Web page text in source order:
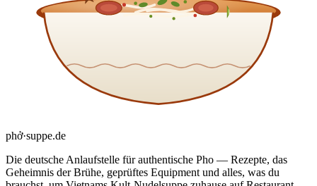
phở·suppe.de
Die deutsche Anlaufstelle für authentische Pho — Rezepte, das
Geheimnis der Brühe, geprüftes Equipment und alles, was du